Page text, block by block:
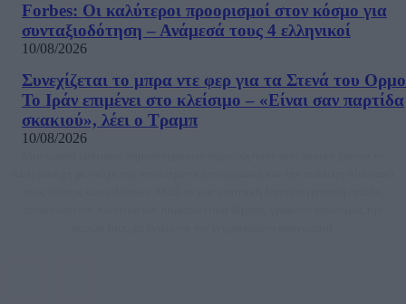
Forbes: Οι καλύτεροι προορισμοί στον κόσμο για
συνταξιοδότηση – Ανάμεσά τους 4 ελληνικοί
10/08/2026
Συνεχίζεται το μπρα ντε φερ για τα Στενά του
Το Ιράν επιμένει στο κλείσιμο – «Είναι σαν παρτίδα
σκακιού», λέει ο Τραμπ
10/08/2026